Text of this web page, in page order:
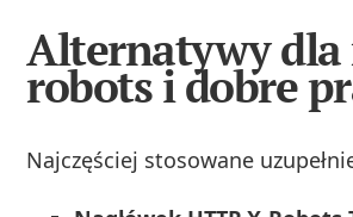
Alternatywy dla
robots i dobre
Najczęściej stosowane